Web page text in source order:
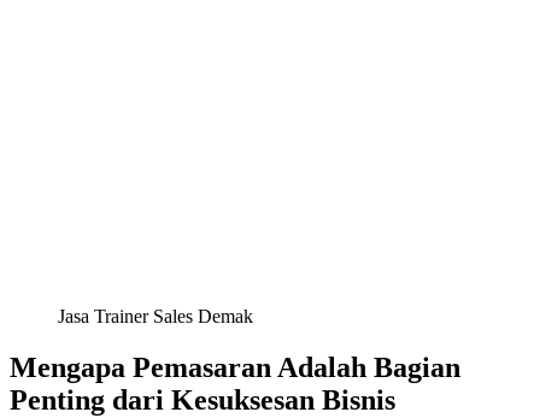
Jasa Trainer Sales Demak
Mengapa Pemasaran Adalah Bagian
Penting dari Kesuksesan Bisnis